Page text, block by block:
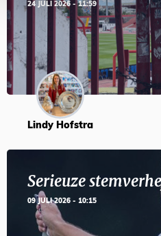
24 JULI 2026 - 11:59
Lindy Hofstra
Serieuze
09 JULI 2026 - 10:15